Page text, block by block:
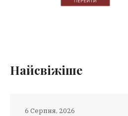
Найсвіжіше
6 Серпня, 2026